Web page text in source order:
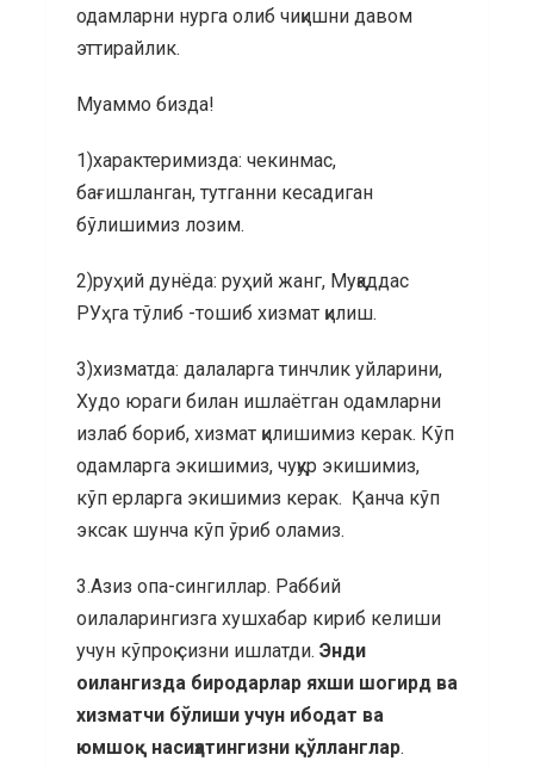
одамларни нурга олиб чиқишни давом
эттирайлик.
Муаммо бизда!
1)характеримизда: чекинмас,
бағишланган, тутганни кесадиган
бўлишимиз лозим.
2)руҳий дунёда: руҳий жанг, Муқаддас
РУҳга тўлиб -тошиб хизмат қилиш.
3)хизматда: далаларга тинчлик уйларини,
Худо юраги билан ишлаётган одамларни
излаб бориб, хизмат қилишимиз керак. Кўп
одамларга экишимиз, чуқур экишимиз,
кўп ерларга экишимиз керак. Қанча кўп
эксак шунча кўп ўриб оламиз.
3.Азиз опа-сингиллар. Раббий
оилаларингизга хушхабар кириб келиши
учун кўпроқ сизни ишлатди. Энди
оилангизда биродарлар яхши шогирд ва
хизматчи бўлиши учун ибодат ва
юмшоқ насиҳатингизни қўлланглар.